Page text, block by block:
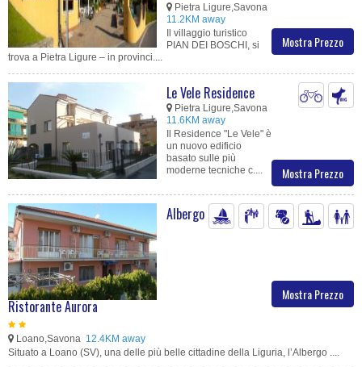
Mostra Prezzo
Pietra Ligure,Savona
11.2KM away
Il villaggio turistico
PIAN DEI BOSCHI, si
trova a Pietra Ligure – in provinci....
Mostra Prezzo
Le Vele Residence
Pietra Ligure,Savona
11.6KM away
Il Residence "Le Vele" è
un nuovo edificio
basato sulle più
moderne tecniche c....
Mostra Prezzo
Albergo
Ristorante Aurora
Loano,Savona 12.4KM away
Situato a Loano (SV), una delle più belle cittadine della Liguria, l’Albergo ....